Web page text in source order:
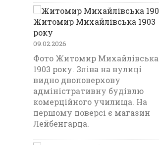
Житомир Михайлівська 1903
року
09.02.2026
Фото Житомир Михайлівська
1903 року. Зліва на вулиці
видно двоповерхову
адміністративну будівлю
комерційного училища. На
першому поверсі є магазин
Лейбенгарца.